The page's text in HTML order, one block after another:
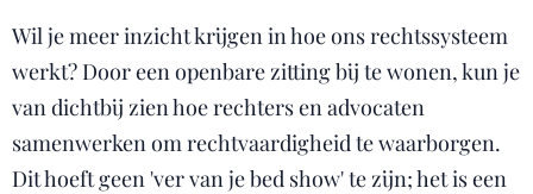
Wil je meer inzicht krijgen in hoe ons rechtssysteem
werkt? Door een openbare zitting bij te wonen, kun je
van dichtbij zien hoe rechters en advocaten
samenwerken om rechtvaardigheid te waarborgen.
Dit hoeft geen 'ver van je bed show' te zijn; het is een